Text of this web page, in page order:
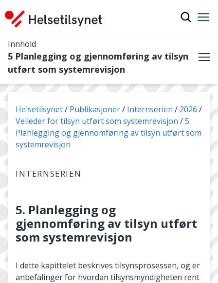
Innhold
5 Planlegging og gjennomføring av tilsyn
utført som systemrevisjon
Du er her:
Helsetilsynet Publikasjoner Internserien
2026
Veileder for tilsyn utført som systemrevisjon
5
Planlegging og gjennomføring av tilsyn utført som
systemrevisjon
INTERNSERIEN
5. Planlegging og
gjennomføring av tilsyn utført
som systemrevisjon
I dette kapittelet beskrives tilsynsprosessen, og er
anbefalinger for hvordan tilsynsmyndigheten rent